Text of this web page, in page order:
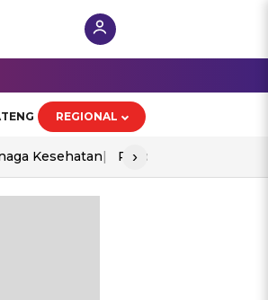
REGIONAL
Kesehatan Piala Aff 2026
›